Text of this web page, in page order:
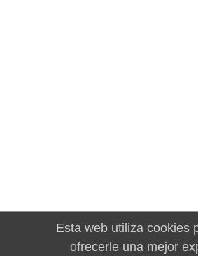
Esta web utiliza cookies
ofrecerle una mejor